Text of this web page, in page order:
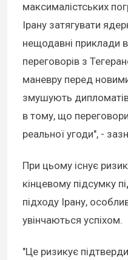
максималістських
Ірану затягувати
нещодавні приклади
переговорів з
маневру перед
змушують дипломатів
в тому, що
реальної угоди", -
При цьому існує
кінцевому підсумку
підходу Ірану,
увінчаються успіхом.
"Це ризикує